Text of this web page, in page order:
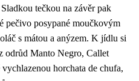
tečkou na závěr pak
pečivo posypané moučkovým
s mátou a anýzem. K jídlu si
odrůd Manto Negro, Callet
horchata de chufa,